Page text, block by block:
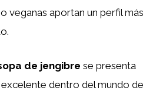
veganas aportan un perfil más
de jengibre se presenta
dentro del mundo de